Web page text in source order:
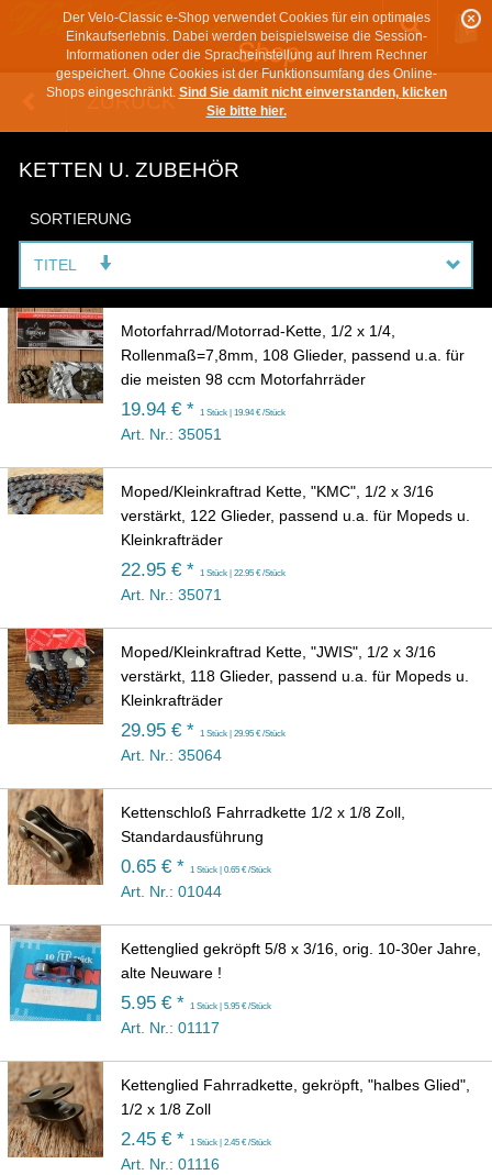
Der Velo-Classic e-Shop verwendet Cookies für ein optimales
Einkaufserlebnis. Dabei werden beispielsweise die Session-
Informationen oder die Spracheinstellung auf Ihrem Rechner
gespeichert. Ohne Cookies ist der Funktionsumfang des Online-
Shops eingeschränkt. Sind Sie damit nicht einverstanden, klicken
Sie bitte hier.
ZURÜCK
KETTEN U. ZUBEHÖR
SORTIERUNG
TITEL
Motorfahrrad/Motorrad-Kette, 1/2 x 1/4,
Rollenmaß=7,8mm, 108 Glieder, passend u.a. für
die meisten 98 ccm Motorfahrräder
19.94 € * 1 Stück | 19.94 € /Stück
Art. Nr.: 35051
Moped/Kleinkraftrad Kette, "KMC", 1/2 x 3/16
verstärkt, 122 Glieder, passend u.a. für Mopeds u.
Kleinkrafträder
22.95 € * 1 Stück | 22.95 € /Stück
Art. Nr.: 35071
Moped/Kleinkraftrad Kette, "JWIS", 1/2 x 3/16
verstärkt, 118 Glieder, passend u.a. für Mopeds u.
Kleinkrafträder
29.95 € * 1 Stück | 29.95 € /Stück
Art. Nr.: 35064
Kettenschloß Fahrradkette 1/2 x 1/8 Zoll,
Standardausführung
0.65 € * 1 Stück | 0.65 € /Stück
Art. Nr.: 01044
Kettenglied gekröpft 5/8 x 3/16, orig. 10-30er Jahre,
alte Neuware !
5.95 € * 1 Stück | 5.95 € /Stück
Art. Nr.: 01117
Kettenglied Fahrradkette, gekröpft, "halbes Glied",
1/2 x 1/8 Zoll
2.45 € * 1 Stück | 2.45 € /Stück
Art. Nr.: 01116